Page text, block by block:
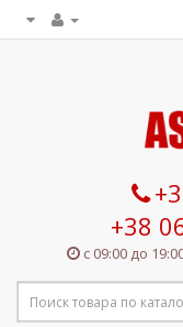
+38
с 09:00 до